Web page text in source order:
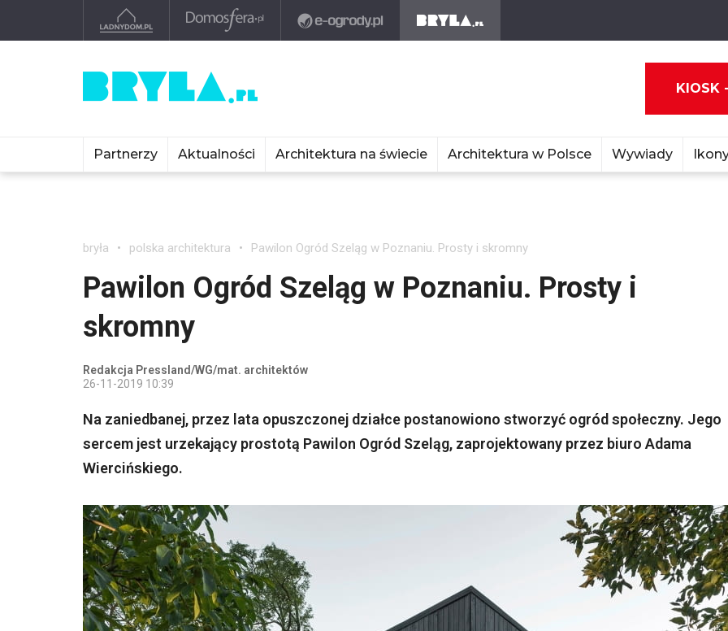
KIOSK
Partnerzy Aktualności Architektura na świecie Architektura w Polsce Wywiady
bryła polska architektura Pawilon Ogród Szeląg w Poznaniu. Prosty i skromny
Pawilon Ogród Szeląg w Poznaniu. Prosty i
skromny
Redakcja Pressland/WG/mat. architektów
26-11-2019 10:39
Na zaniedbanej, przez lata opuszczonej działce postanowiono stworzyć ogród społeczny. Jego
sercem jest urzekający prostotą Pawilon Ogród Szeląg, zaprojektowany przez biuro Adama
Wiercińskiego.